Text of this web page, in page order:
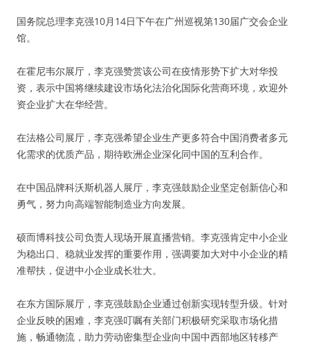
国务院总理李克强10月14日下午在广州巡视第130届广交会企业
馆。
在霍尼韦尔展厅，李克强赞赏该公司在疫情形势下扩大对华投
资，表示中国将继续建设市场化法治化国际化营商环境，欢迎外
资企业扩大在华经营。
在法格公司展厅，李克强希望企业生产更多符合中国消费者多元
化需求的优质产品，期待欧洲企业深化同中国的互利合作。
在中国品牌科沃斯机器人展厅，李克强鼓励企业坚定创新信心和
勇气，努力向高端智能制造业方向发展。
硕而博科技公司负责人现场开展直播营销。李克强肯定中小企业
为稳出口、稳就业发挥的重要作用，强调要加大对中小企业的精
准帮扶，促进中小企业成长壮大。
在东方国际展厅，李克强鼓励企业通过创新实现转型升级。针对
企业反映的困难，李克强叮嘱有关部门积极研究采取市场化措
施，畅通物流，助力劳动密集型企业向中国中西部地区转移产